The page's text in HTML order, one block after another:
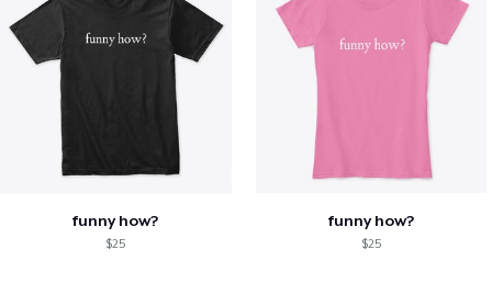
funny how?
$25
funny how?
$25